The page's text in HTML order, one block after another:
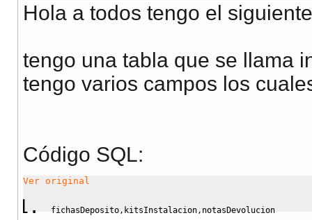
Hola a todos tengo el
tengo una tabla que se llama
tengo varios campos los
Código SQL:
Ver original
fichasDeposito , kitsInstalacion , notasDevolucion